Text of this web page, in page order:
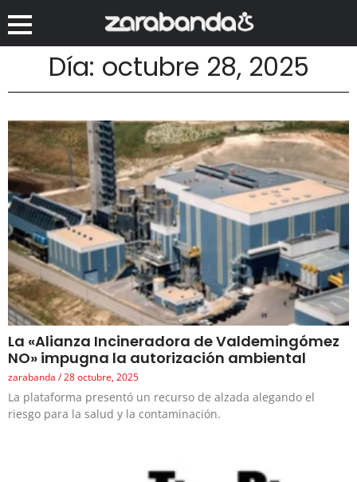
Día: octubre 28, 2025
La «Alianza Incineradora de Valdemingómez
NO» impugna la autorización ambiental
zarabanda 28 octubre, 2025
La plataforma presentó un recurso de alzada alegando el
riesgo para la salud y la contaminación.